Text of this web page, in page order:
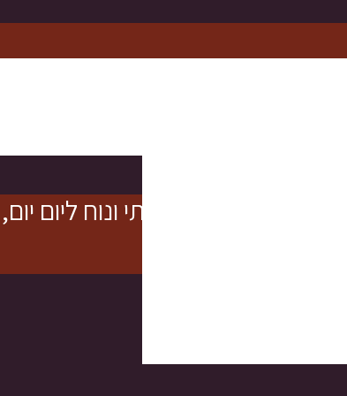
אפנתי ונוח ליום יום, 8 צבעים לבחירה